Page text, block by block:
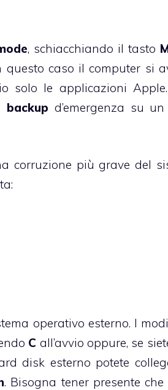
, schiacchiando il tasto
caso il computer si
solo le applicazioni
backup d’emergenza su un
corruzione più grave del
operativo esterno. I
C all’avvio oppure, se
disk esterno potete
. Bisogna tener presente che